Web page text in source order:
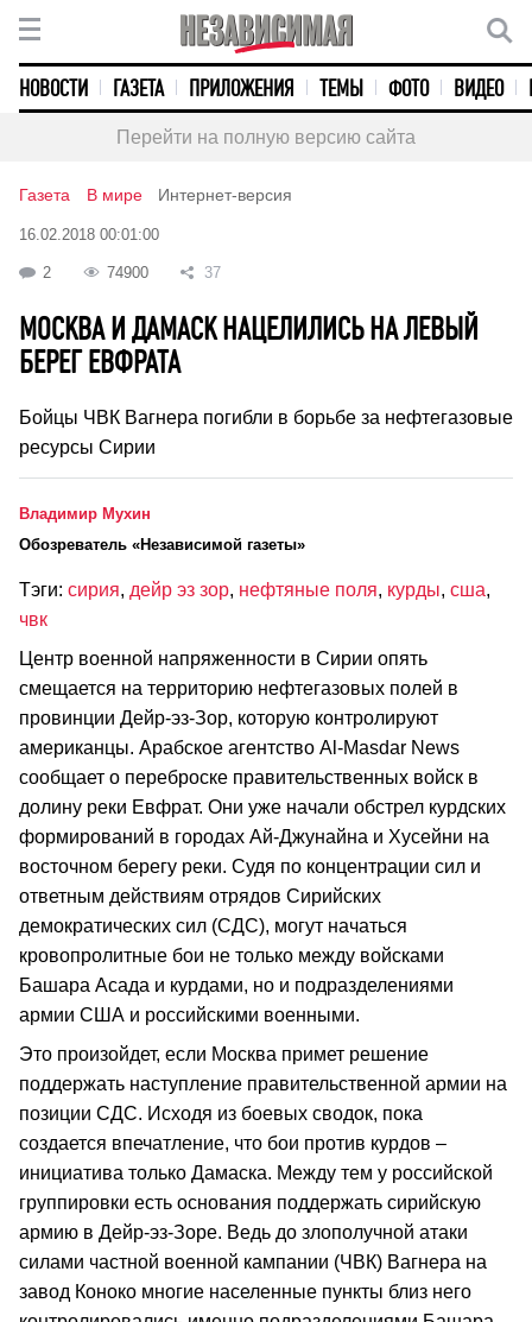
НОВОСТИ ГАЗЕТА ПРИЛОЖЕНИЯ ТЕМЫ ФОТО ВИДЕО
Перейти на полную версию сайта
Газета В мире Интернет-версия
16.02.2018 00:01:00
2 74900 37
МОСКВА И ДАМАСК НАЦЕЛИЛИСЬ НА ЛЕВЫЙ
БЕРЕГ ЕВФРАТА
Бойцы ЧВК Вагнера погибли в борьбе за нефтегазовые
ресурсы Сирии
Владимир Мухин
Обозреватель «Независимой газеты»
Тэги: сирия, дейр эз зор, нефтяные поля, курды, сша,
чвк
Центр военной напряженности в Сирии опять
смещается на территорию нефтегазовых полей в
провинции Дейр-эз-Зор, которую контролируют
американцы. Арабское агентство Al-Masdar News
сообщает о переброске правительственных войск в
долину реки Евфрат. Они уже начали обстрел курдских
формирований в городах Ай-Джунайна и Хусейни на
восточном берегу реки. Судя по концентрации сил и
ответным действиям отрядов Сирийских
демократических сил (СДС), могут начаться
кровопролитные бои не только между войсками
Башара Асада и курдами, но и подразделениями
армии США и российскими военными.
Это произойдет, если Москва примет решение
поддержать наступление правительственной армии на
позиции СДС. Исходя из боевых сводок, пока
создается впечатление, что бои против курдов –
инициатива только Дамаска. Между тем у российской
группировки есть основания поддержать сирийскую
армию в Дейр-эз-Зоре. Ведь до злополучной атаки
силами частной военной кампании (ЧВК) Вагнера на
завод Коноко многие населенные пункты близ него